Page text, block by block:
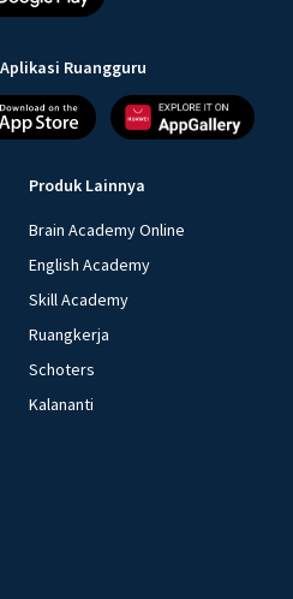
Aplikasi Ruangguru
Produk Lainnya
Brain Academy Online
English Academy
Skill Academy
Ruangkerja
Schoters
Kalananti